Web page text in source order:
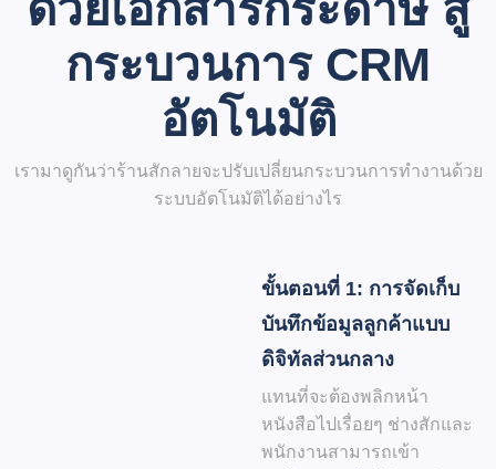
กระบวนการ CRM
อัตโนมัติ
เรามาดูกันว่าร้านสักลายจะปรับเปลี่ยนกระบวนการทำงานด้วย
ระบบอัตโนมัติได้อย่างไร
ขั้นตอนที่ 1: การจัดเก็บ
บันทึกข้อมูลลูกค้าแบบ
ดิจิทัลส่วนกลาง
แทนที่จะต้องพลิกหน้า
หนังสือไปเรื่อยๆ ช่างสักและ
พนักงานสามารถเข้า